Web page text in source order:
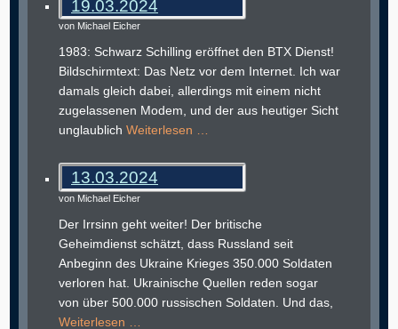
19.03.2024
von Michael Eicher
1983: Schwarz Schilling eröffnet den BTX Dienst!
Bildschirmtext: Das Netz vor dem Internet. Ich war
damals gleich dabei, allerdings mit einem nicht
zugelassenen Modem, und der aus heutiger Sicht
unglaublichWeiterlesen …
13.03.2024
von Michael Eicher
Der Irrsinn geht weiter! Der britische
Geheimdienst schätzt, dass Russland seit
Anbeginn des Ukraine Krieges 350.000 Soldaten
verloren hat. Ukrainische Quellen reden sogar
von über 500.000 russischen Soldaten. Und das,
Weiterlesen …